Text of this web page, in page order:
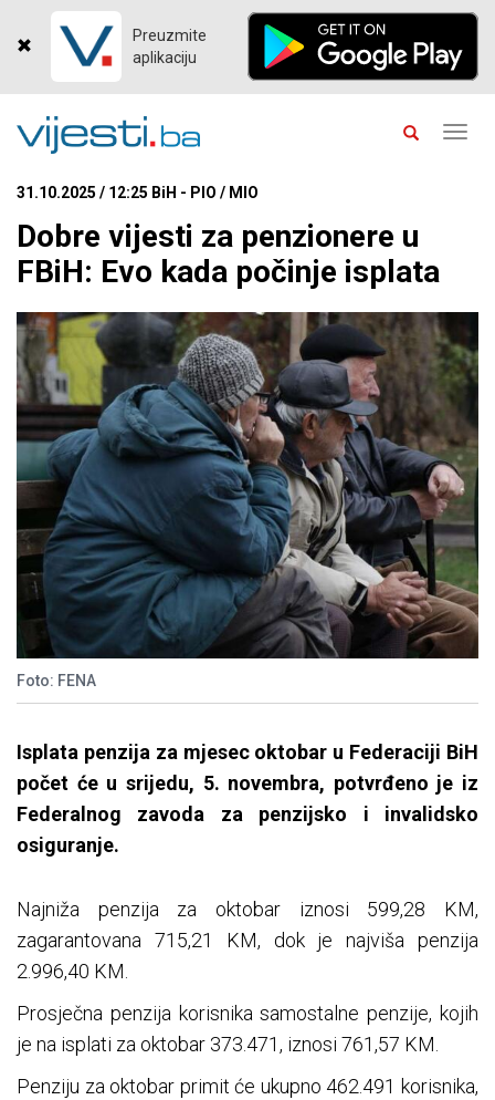
Preuzmite
aplikaciju
31.10.2025 / 12:25 BiH - PIO / MIO
Dobre vijesti za penzionere u
FBiH: Evo kada počinje isplata
Foto: FENA
Isplata penzija za mjesec oktobar u Federaciji BiH
počet će u srijedu, 5. novembra, potvrđeno je iz
Federalnog zavoda za penzijsko i invalidsko
osiguranje.
Najniža penzija za oktobar iznosi 599,28 KM,
zagarantovana 715,21 KM, dok je najviša penzija
2.996,40 KM.
Prosječna penzija korisnika samostalne penzije, kojih
je na isplati za oktobar 373.471, iznosi 761,57 KM.
Penziju za oktobar primit će ukupno 462.491 korisnika,